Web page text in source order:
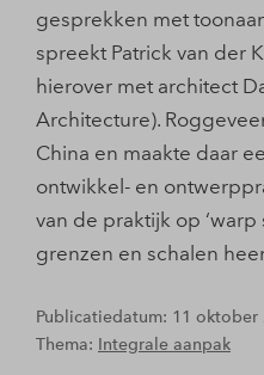
gesprekken met
spreekt Patrick van der
hierover met architect
Architecture).
China en maakte daar
ontwikkel- en
van de praktijk op ‘warp
grenzen en schalen
Publicatiedatum: 11 oktober
Thema: Integrale aanpak